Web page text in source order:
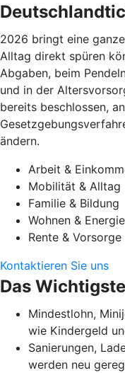
2026 bringt eine
Alltag direkt spüren
Abgaben, beim
und in der
bereits beschlossen,
ändern.
Arbeit &
Mobilität & Alltag
Familie & Bildung
Wohnen & Energie
Rente & Vorsorge
Kontaktieren Sie uns
Das
Mindestlohn,
wie Kindergeld
Sanierungen,
werden neu